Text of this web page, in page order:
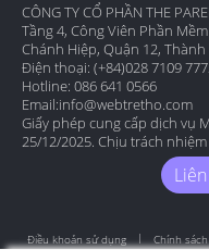
CÔNG TY CỔ PHẦN THE
Tầng 4, Công Viên Phần
Chánh Hiệp, Quận 12,
Điện thoại: (+84)028 7109
Hotline: 086 641 0566
Email:info@webtretho.com
Giấy phép cung cấp dịch vụ
25/12/2025. Chịu trách
Điều khoản sử dụng Chính